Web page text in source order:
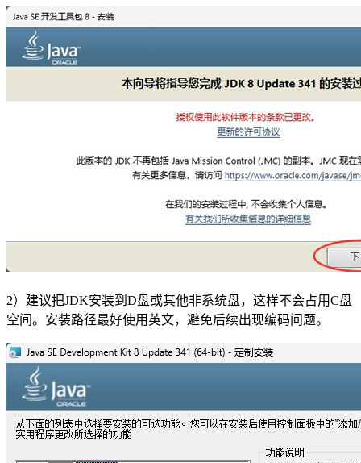
2）建议把JDK安装到D盘或其他非系统盘，这样不会占用C盘
空间。安装路径最好使用英文，避免后续出现编码问题。